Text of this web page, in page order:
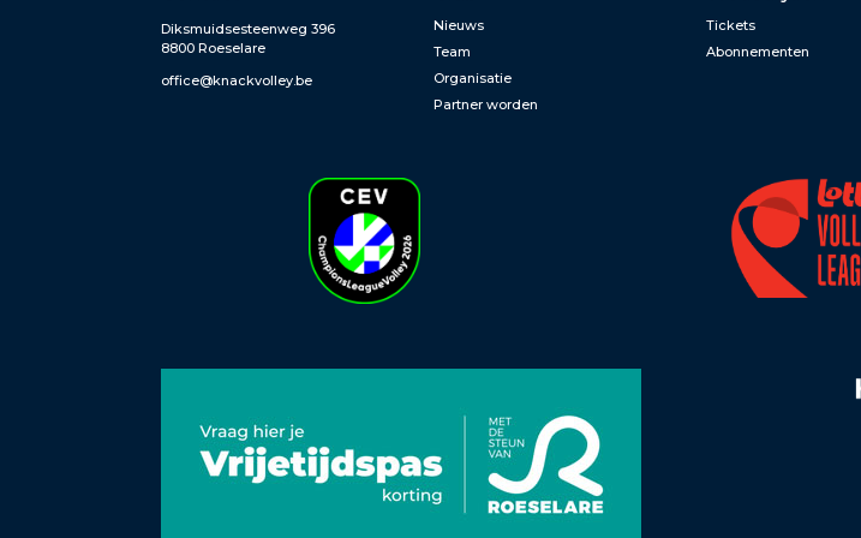
Diksmuidsesteenweg 396
8800 Roeselare
office@knackvolley.be
Nieuws
Team
Organisatie
Partner worden
Tickets
Abonnementen